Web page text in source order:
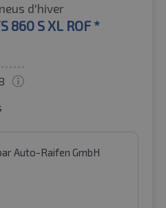
d'hiver
860 S XL ROF *
Auto-Raifen GmbH